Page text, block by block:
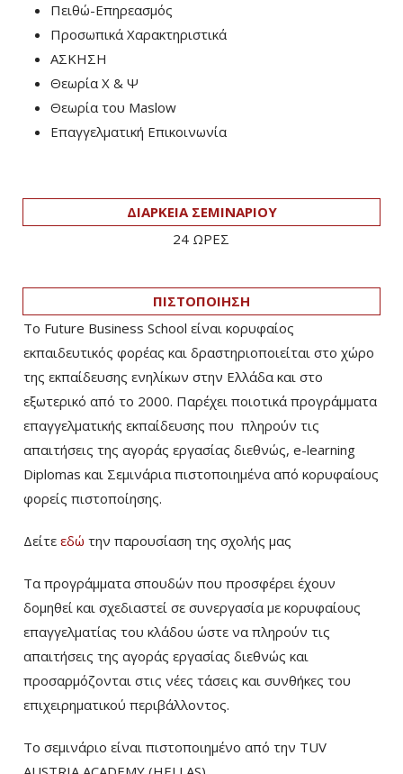
Πειθώ-Επηρεασμός
Προσωπικά Χαρακτηριστικά
ΑΣΚΗΣΗ
Θεωρία Χ & Ψ
Θεωρία του Maslow
Επαγγελματική Επικοινωνία
ΔΙΑΡΚΕΙΑ ΣΕΜΙΝΑΡΙΟΥ
24 ΩΡΕΣ
ΠΙΣΤΟΠΟΙΗΣΗ
Το Future Business School είναι κορυφαίος
εκπαιδευτικός φορέας και δραστηριοποιείται στο χώρο
της εκπαίδευσης ενηλίκων στην Ελλάδα και στο
εξωτερικό από το 2000. Παρέχει ποιοτικά προγράμματα
επαγγελματικής εκπαίδευσης που πληρούν τις
απαιτήσεις της αγοράς εργασίας διεθνώς, e-learning
Diplomas και Σεμινάρια πιστοποιημένα από κορυφαίους
φορείς πιστοποίησης.
Δείτε εδώ την παρουσίαση της σχολής μας
Τα προγράμματα σπουδών που προσφέρει έχουν
δομηθεί και σχεδιαστεί σε συνεργασία με κορυφαίους
επαγγελματίας του κλάδου ώστε να πληρούν τις
απαιτήσεις της αγοράς εργασίας διεθνώς και
προσαρμόζονται στις νέες τάσεις και συνθήκες του
επιχειρηματικού περιβάλλοντος.
Το σεμινάριο είναι πιστοποιημένο από την TUV